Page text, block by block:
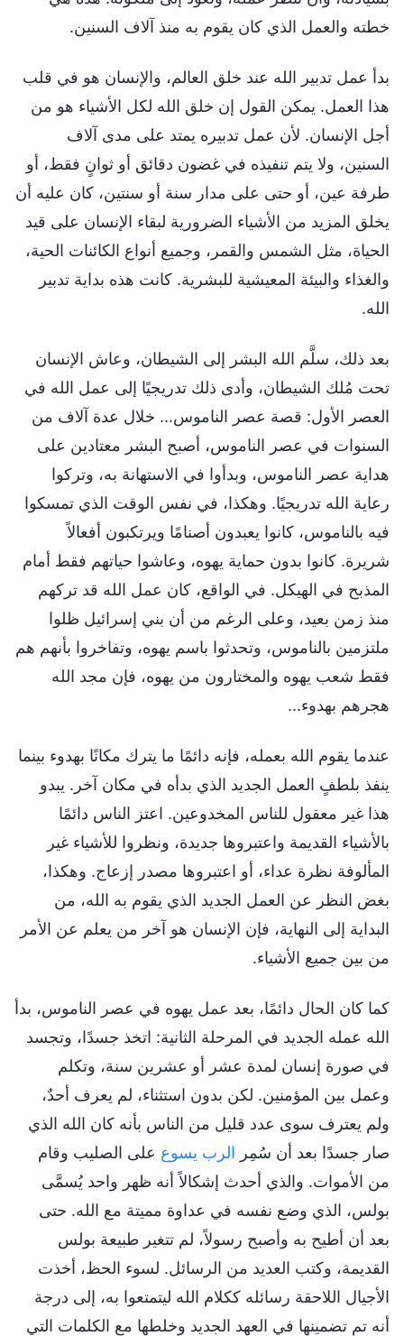
خطته والعمل الذي كان يقوم به منذ آلاف السنين.
بدأ عمل تدبير الله عند خلق العالم، والإنسان هو في قلب
هذا العمل. يمكن القول إن خلق الله لكل الأشياء هو من
أجل الإنسان. لأن عمل تدبيره يمتد على مدى آلاف
السنين، ولا يتم تنفيذه في غضون دقائق أو ثوانٍ فقط، أو
طرفة عين، أو حتى على مدار سنة أو سنتين، كان عليه أن
يخلق المزيد من الأشياء الضرورية لبقاء الإنسان على قيد
الحياة، مثل الشمس والقمر، وجميع أنواع الكائنات الحية،
والغذاء والبيئة المعيشية للبشرية. كانت هذه بداية تدبير
الله.
بعد ذلك، سلَّم الله البشر إلى الشيطان، وعاش الإنسان
تحت مُلك الشيطان، وأدى ذلك تدريجيًا إلى عمل الله في
العصر الأول: قصة عصر الناموس... خلال عدة آلاف من
السنوات في عصر الناموس، أصبح البشر معتادين على
هداية عصر الناموس، وبدأوا في الاستهانة به، وتركوا
رعاية الله تدريجيًا. وهكذا، في نفس الوقت الذي تمسكوا
فيه بالناموس، كانوا يعبدون أصنامًا ويرتكبون أفعالاً
شريرة. كانوا بدون حماية يهوه، وعاشوا حياتهم فقط أمام
المذبح في الهيكل. في الواقع، كان عمل الله قد تركهم
منذ زمن بعيد، وعلى الرغم من أن بني إسرائيل ظلوا
ملتزمين بالناموس، وتحدثوا باسم يهوه، وتفاخروا بأنهم هم
فقط شعب يهوه والمختارون من يهوه، فإن مجد الله
هجرهم بهدوء...
عندما يقوم الله بعمله، فإنه دائمًا ما يترك مكانًا بهدوء بينما
ينفذ بلطفٍ العمل الجديد الذي بدأه في مكان آخر. يبدو
هذا غير معقول للناس المخدوعين. اعتز الناس دائمًا
بالأشياء القديمة واعتبروها جديدة، ونظروا للأشياء غير
المألوفة نظرة عداء، أو اعتبروها مصدر إزعاج. وهكذا،
بغض النظر عن العمل الجديد الذي يقوم به الله، من
البداية إلى النهاية، فإن الإنسان هو آخر من يعلم عن الأمر
من بين جميع الأشياء.
كما كان الحال دائمًا، بعد عمل يهوه في عصر الناموس، بدأ
الله عمله الجديد في المرحلة الثانية: اتخذ جسدًا، وتجسد
في صورة إنسان لمدة عشر أو عشرين سنة، وتكلم
وعمل بين المؤمنين. لكن بدون استثناء، لم يعرف أحدٌ،
ولم يعترف سوى عدد قليل من الناس بأنه كان الله الذي
صار جسدًا بعد أن سُمِر الرب يسوع على الصليب وقام
من الأموات. والذي أحدث إشكالاً أنه ظهر واحد يُسمَّى
بولس، الذي وضع نفسه في عداوة مميتة مع الله. حتى
بعد أن أطيح به وأصبح رسولاً، لم تتغير طبيعة بولس
القديمة، وكتب العديد من الرسائل. لسوء الحظ، أخذت
الأجيال اللاحقة رسائله ككلام الله ليتمتعوا به، إلى درجة
أنه تم تضمينها في العهد الجديد وخلطها مع الكلمات التي